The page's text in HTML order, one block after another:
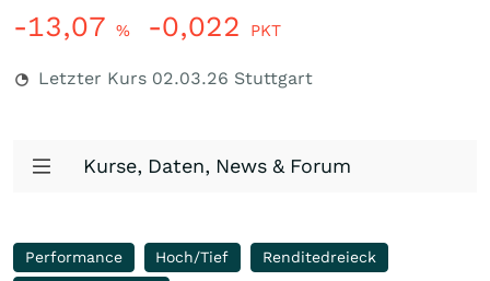
-13,07 % -0,022 PKT
Letzter Kurs 02.03.26 Stuttgart
Kurse, Daten, News & Forum
Performance Hoch/Tief
Renditedreieck